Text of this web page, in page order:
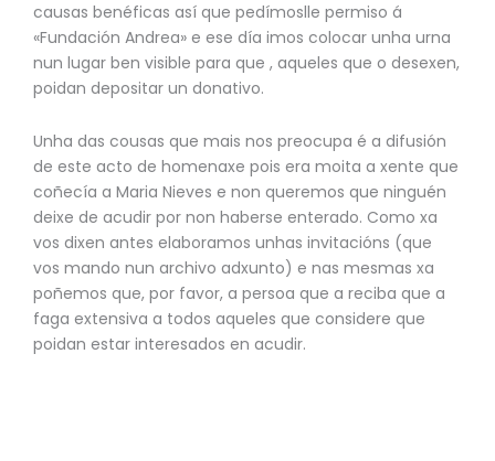
causas benéficas así que pedímoslle permiso á
«Fundación Andrea» e ese día imos colocar unha urna
nun lugar ben visible para que , aqueles que o desexen,
poidan depositar un donativo.
Unha das cousas que mais nos preocupa é a difusión
de este acto de homenaxe pois era moita a xente que
coñecía a Maria Nieves e non queremos que ninguén
deixe de acudir por non haberse enterado. Como xa
vos dixen antes elaboramos unhas invitacións (que
vos mando nun archivo adxunto) e nas mesmas xa
poñemos que, por favor, a persoa que a reciba que a
faga extensiva a todos aqueles que considere que
poidan estar interesados en acudir.